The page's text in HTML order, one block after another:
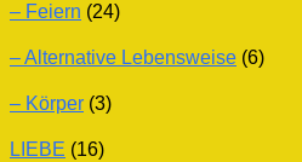
– Feiern (24)
– Alternative Lebensweise (6)
– Körper (3)
LIEBE (16)